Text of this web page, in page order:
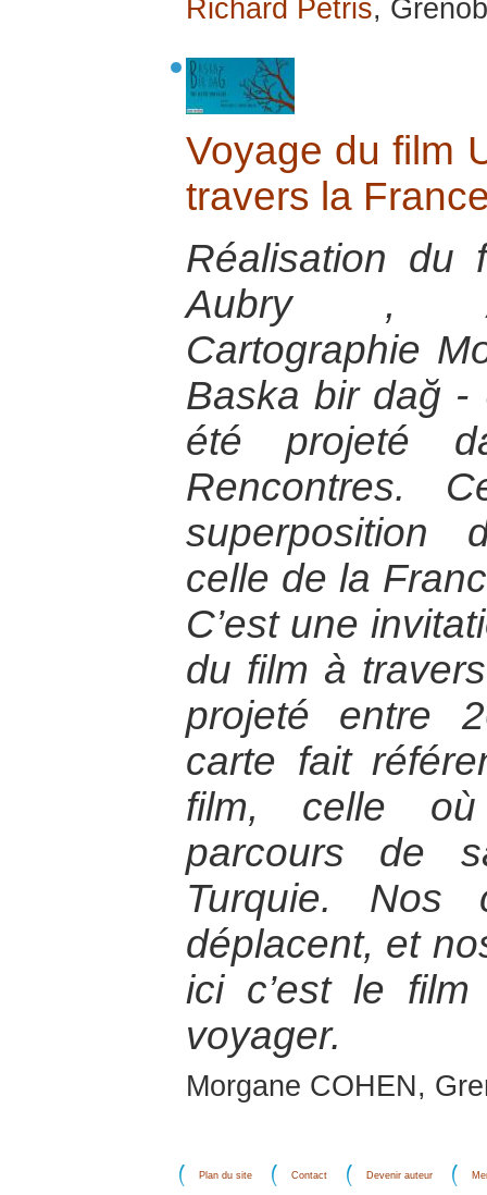
Richard Pétris,
Voyage du film
travers la
Réalisation du
Aubry ,
Cartographie
Baska bir dağ -
été projeté
Rencontres.
superposition
celle de la
C’est une
du film à
projeté entre
carte fait
film, celle
parcours de
Turquie. Nos
déplacent, et
ici c’est le
voyager.
Morgane COHEN,
Plan du site Contact Devenir auteur